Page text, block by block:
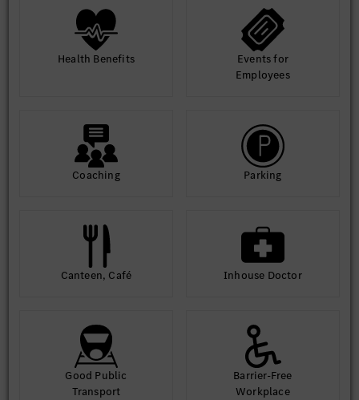
Hasznosítsd nálunk tudásod és szakmai tapasztalatod, és
csatlakozz folyamatosan bővülő csapatunkhoz!
Amennyiben hirdetésünk felkeltette érdeklődésed, regisztrálj
jelölti adatbázisunkba és töltsd fel szakmai önéletrajzod!
Health Benefits
Events for
Employees
Coaching Parking
Canteen, Café Inhouse Doctor
Good Public
Transport
Barrier-Free
Workplace